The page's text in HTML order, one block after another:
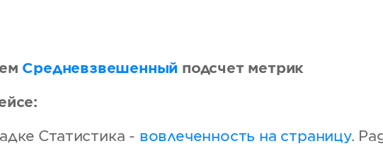
Средневзвешенный подсчет метрик
Статистика - вовлеченность на страницу.